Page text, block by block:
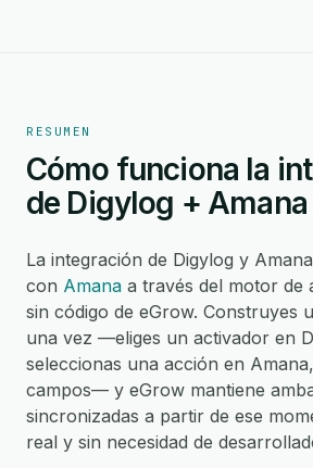
RESUMEN
Cómo funciona la
de Digylog + Amana
La integración de Digylog y
con Amana a través del motor de
sin código de eGrow. Construyes
una vez —eliges un activador en
seleccionas una acción en
campos— y eGrow mantiene
sincronizadas a partir de ese
real y sin necesidad de